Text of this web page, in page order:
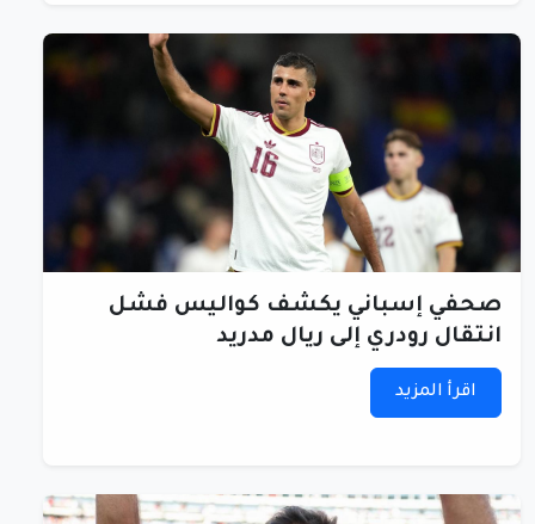
صحفي إسباني يكشف كواليس فشل
انتقال رودري إلى ريال مدريد
اقرأ المزيد